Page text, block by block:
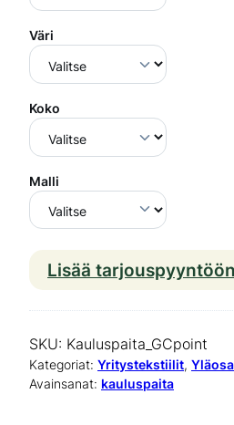
Väri
Koko
Malli
t
Lisää tarjouspyyntöön
SKU: Kauluspaita_GCpoint
Kategoriat: Yritystekstiilit,
Avainsanat: kauluspaita